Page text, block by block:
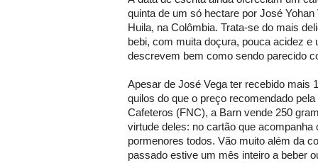
quinta de um só hectare por José Yohan
Huila, na Colômbia. Trata-se do mais
bebi, com muita doçura, pouca acidez e
descrevem bem como sendo parecido
Apesar de José Vega ter recebido mais
quilos do que o preço recomendado
Cafeteros (FNC), a Barn vende 250
virtude deles: no cartão que
pormenores todos. Vão muito além da
passado estive um mês inteiro a beber